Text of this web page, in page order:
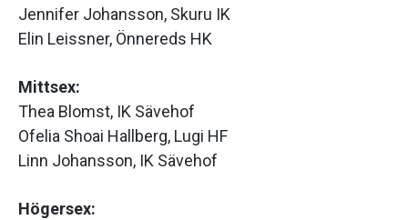
Jennifer Johansson, Skuru IK
Elin Leissner, Önnereds HK
Mittsex:
Thea Blomst, IK Sävehof
Ofelia Shoai Hallberg, Lugi HF
Linn Johansson, IK Sävehof
Högersex: